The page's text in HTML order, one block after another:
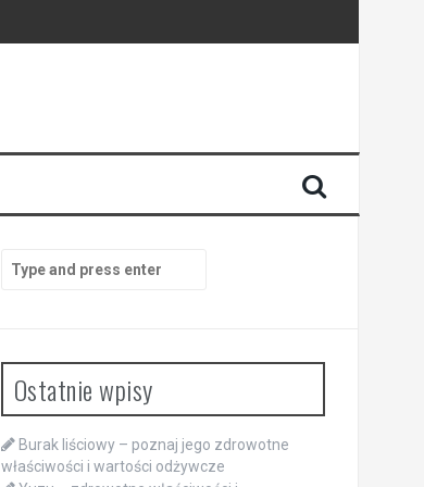
for:
Ostatnie wpisy
Burak liściowy – poznaj jego zdrowotne
właściwości i wartości odżywcze